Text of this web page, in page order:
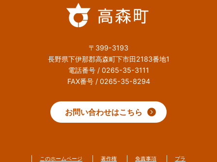
〒399-3193
長野県下伊那郡高森町下市田2183番地1
電話番号 / 0265-35-3111
FAX番号 / 0265-35-8294
お問い合わせはこちら
このホームページ 著作権 免責事項 プラ